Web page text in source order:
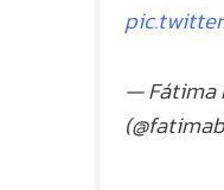
— Fátima